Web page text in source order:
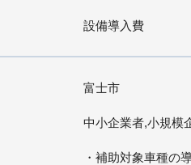
設備導入費
富士市
中小企業者,小規模
・補助対象車種の